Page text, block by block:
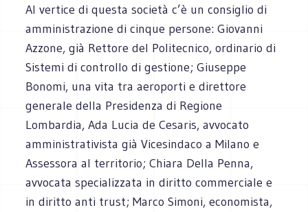
Al vertice di questa società c’è un consiglio di
amministrazione di cinque persone: Giovanni
Azzone, già Rettore del Politecnico, ordinario di
Sistemi di controllo di gestione; Giuseppe
Bonomi, una vita tra aeroporti e direttore
generale della Presidenza di Regione
Lombardia, Ada Lucia de Cesaris, avvocato
amministrativista già Vicesindaco a Milano e
Assessora al territorio; Chiara Della Penna,
avvocata specializzata in diritto commerciale e
in diritto anti trust; Marco Simoni, economista,